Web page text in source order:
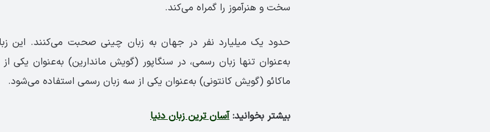
سخت و هنرآموز را گمراه می‌کند.
حدود یک میلیارد نفر در جهان به زبان چینی صحبت می‌کنند. این
به‌عنوان تنها زبان رسمی، در سنگاپور (گویش ماندارین) به‌عنوان یکی
ماکائو (گویش کانتونی) به‌عنوان یکی از سه زبان رسمی استفاده می‌شود.
بیشتر بخوانید:آسان ترین زبان دنیا